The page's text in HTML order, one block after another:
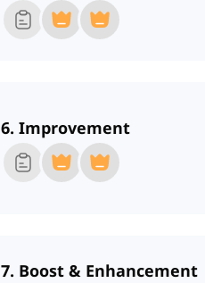
6. Improvement
7. Boost & Enhancement